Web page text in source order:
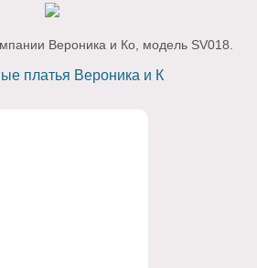
Вероника и Ко, модель SV018.
платья Вероника и К